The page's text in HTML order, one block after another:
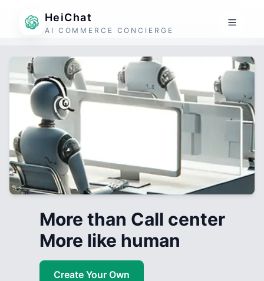
HeiChat
AI COMMERCE CONCIERGE
More than Call center
More like human
Create Your Own